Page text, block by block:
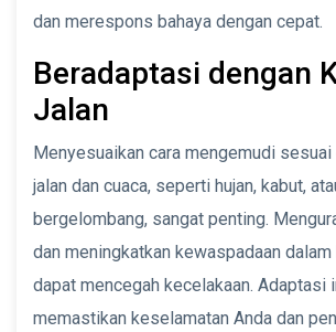
dan merespons bahaya dengan cepat.
Beradaptasi dengan
Jalan
Menyesuaikan cara mengemudi
jalan dan cuaca, seperti hujan, kabut,
bergelombang, sangat penting.
dan meningkatkan kewaspadaan
dapat mencegah kecelakaan. Adaptasi
memastikan keselamatan Anda dan